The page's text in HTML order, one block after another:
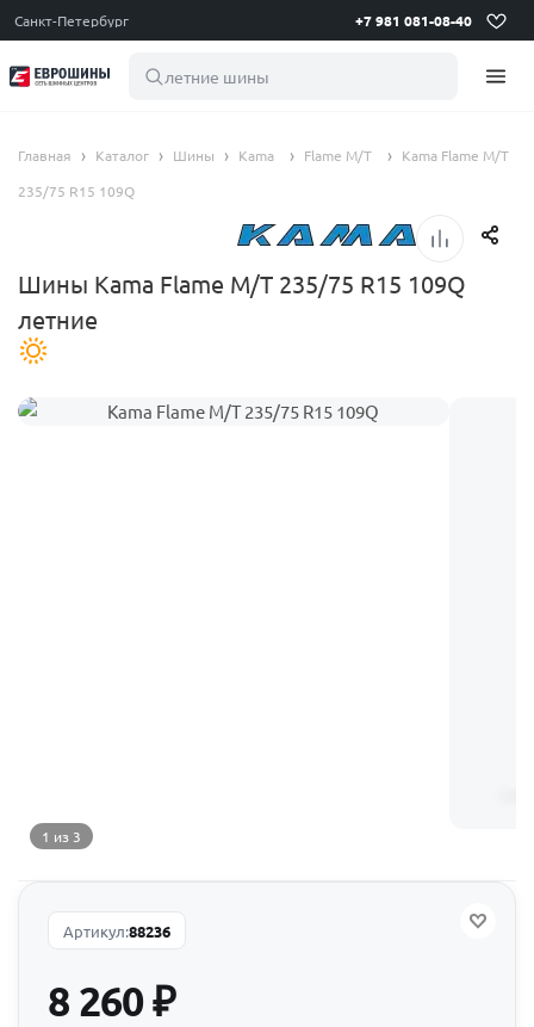
Санкт-Петербург +7 981 081-08-40
летние шины 195
Главная Каталог Шины Kama Flame М/Т
Kama Flame М/Т
235/75 R15 109Q
Шины Kama Flame М/Т 235/75 R15 109Q
летние
1 из 3
Артикул:88236
8 260₽